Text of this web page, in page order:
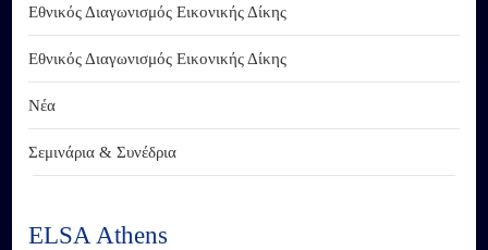
Εθνικός Διαγωνισμός Εικονικής Δίκης
Εθνικός Διαγωνισμός Εικονικής Δίκης
Νέα
Σεμινάρια & Συνέδρια
ELSA Athens